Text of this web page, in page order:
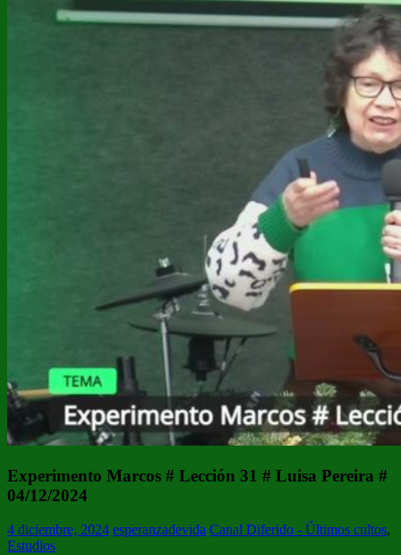
Experimento Marcos # Lección 31 # Luisa Pereira #
04/12/2024
4 diciembre, 2024 esperanzadevida Canal Diferido - Últimos cultos,
Estudios